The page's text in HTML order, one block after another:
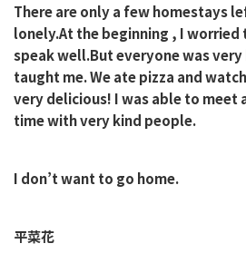
There are only a few homestays
lonely.At the beginning , I worried
speak well.But everyone was
taught me. We ate pizza and
very delicious! I was able to meet
time with very kind people.
I don’t want to go home.
平菜花